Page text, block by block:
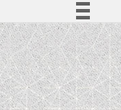
Simplifique!
Comunica BR
Participe
à informação